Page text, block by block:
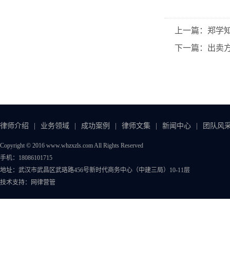
上一篇：郑学
下一篇：出卖
律师介绍 业务领域 成功案例 律师文集 新闻中心 团队风
Copyright © 2016 www.whzxzls.com All Rights Reserved
手机：18086101715
地址：武汉市武昌区武珞路456号新时代商务中心（中建三局）10-11层
技术支持：
网律营管